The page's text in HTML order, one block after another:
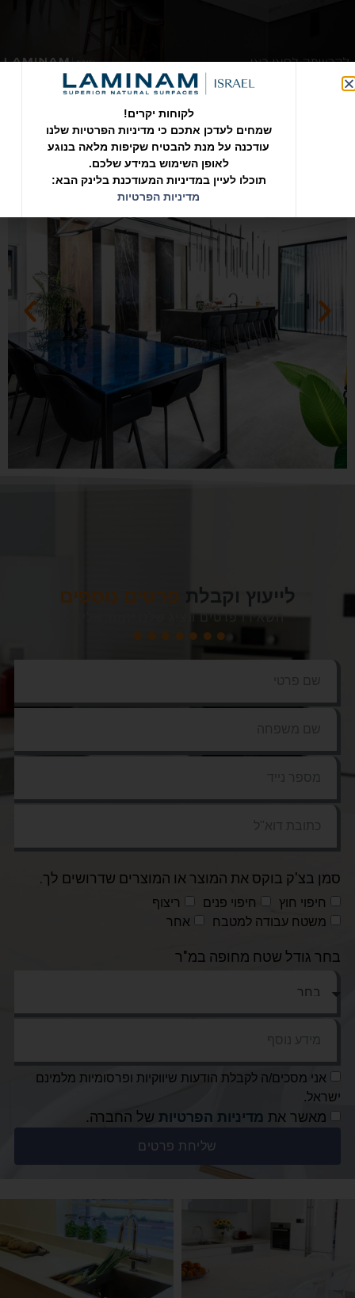
לייעוץ וקבלת פרטים נוספים
השאירו פרטים ונציג שלנו יחזור אליך
סמן בצ'ק בוקס את המוצר או המוצרים שדרושים לך.
חיפוי חוץ חיפוי פנים
ריצוף
משטח עבודה למטבח
אחר
בחר גודל שטח מחופה במ"ר
אני מסכים/ה לקבלת הודעות שיווקיות ופרסומיות מלמינם
ישראל.
מאשר את מדיניות הפרטיות של החברה.
שליחת פרטים
לקוחות יקרים!
שמחים לעדכן אתכם כי מדיניות הפרטיות שלנו
עודכנה על מנת להבטיח שקיפות מלאה בנוגע
לאופן השימוש במידע שלכם.
תוכלו לעיין במדיניות המעודכנת בלינק הבא:
מדיניות הפרטיות